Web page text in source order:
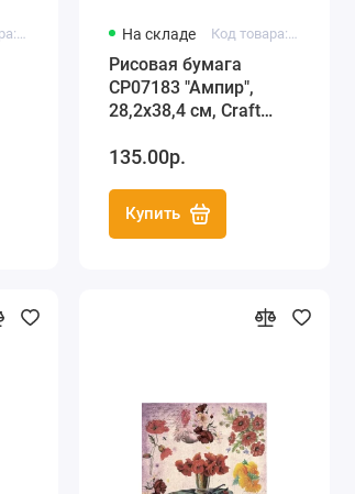
Код товара: C3 CP06384 На складе Код товара: C3 CP07183
Рисовая бумага
CP07183 "Ампир",
28,2х38,4 см, Craft
135.00р.
Купить